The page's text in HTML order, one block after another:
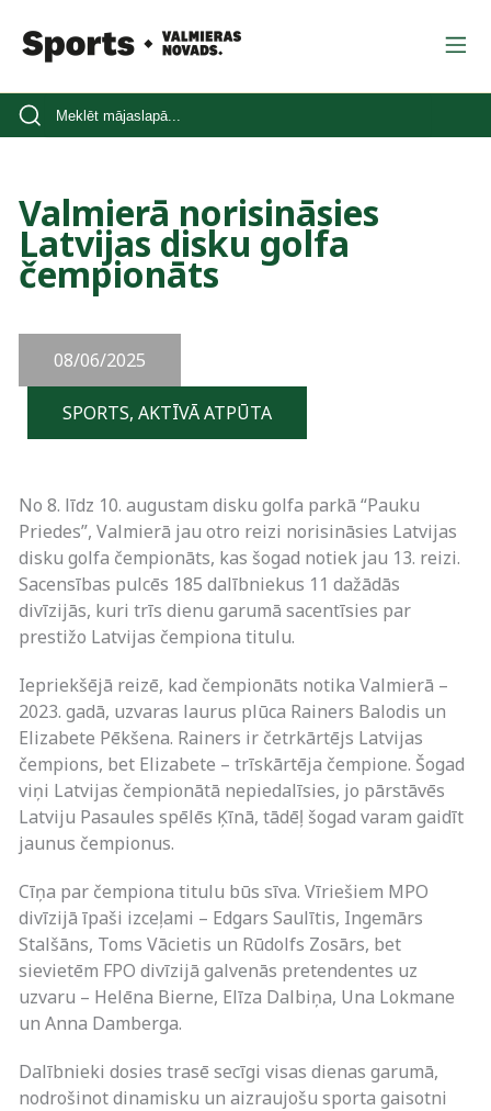
Valmierā norisināsies
Latvijas disku golfa
čempionāts
08/06/2025
SPORTS, AKTĪVĀ ATPŪTA
No 8. līdz 10. augustam disku golfa parkā “Pauku
Priedes”, Valmierā jau otro reizi norisināsies Latvijas
disku golfa čempionāts, kas šogad notiek jau 13. reizi.
Sacensības pulcēs 185 dalībniekus 11 dažādās
divīzijās, kuri trīs dienu garumā sacentīsies par
prestižo Latvijas čempiona titulu.
Iepriekšējā reizē, kad čempionāts notika Valmierā –
2023. gadā, uzvaras laurus plūca Rainers Balodis un
Elizabete Pēkšena. Rainers ir četrkārtējs Latvijas
čempions, bet Elizabete – trīskārtēja čempione. Šogad
viņi Latvijas čempionātā nepiedalīsies, jo pārstāvēs
Latviju Pasaules spēlēs Ķīnā, tādēļ šogad varam gaidīt
jaunus čempionus.
Cīņa par čempiona titulu būs sīva. Vīriešiem MPO
divīzijā īpaši izceļami – Edgars Saulītis, Ingemārs
Stalšāns, Toms Vācietis un Rūdolfs Zosārs, bet
sievietēm FPO divīzijā galvenās pretendentes uz
uzvaru – Helēna Bierne, Elīza Dalbiņa, Una Lokmane
un Anna Damberga.
Dalībnieki dosies trasē secīgi visas dienas garumā,
nodrošinot dinamisku un aizraujošu sporta gaisotni